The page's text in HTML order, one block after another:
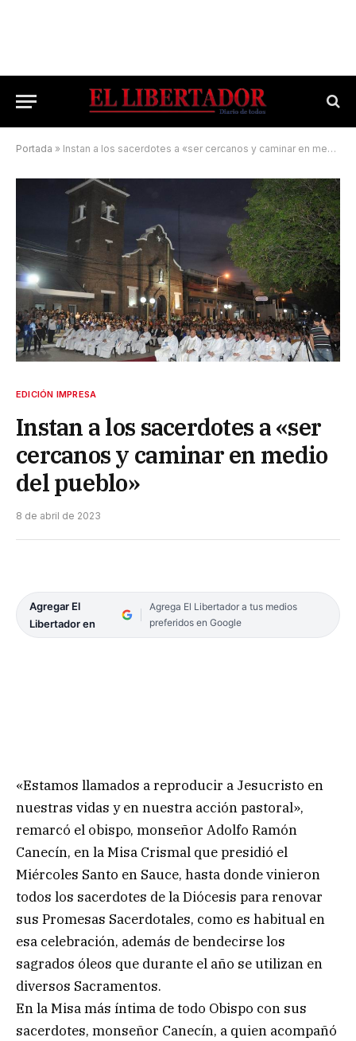
Portada » Instan a los sacerdotes a «ser cercanos y caminar en medio del pueblo»
EDICIÓN IMPRESA
Instan a los sacerdotes a «ser
cercanos y caminar en medio
del pueblo»
8 de abril de 2023
Agregar El
Libertador en
Agrega El Libertador a tus medios
preferidos en Google
«Estamos llamados a reproducir a Jesucristo en
nuestras vidas y en nuestra acción pastoral»,
remarcó el obispo, monseñor Adolfo Ramón
Canecín, en la Misa Crismal que presidió el
Miércoles Santo en Sauce, hasta donde vinieron
todos los sacerdotes de la Diócesis para renovar
sus Promesas Sacerdotales, como es habitual en
esa celebración, además de bendecirse los
sagrados óleos que durante el año se utilizan en
diversos Sacramentos.
En la Misa más íntima de todo Obispo con sus
sacerdotes, monseñor Canecín, a quien acompañó